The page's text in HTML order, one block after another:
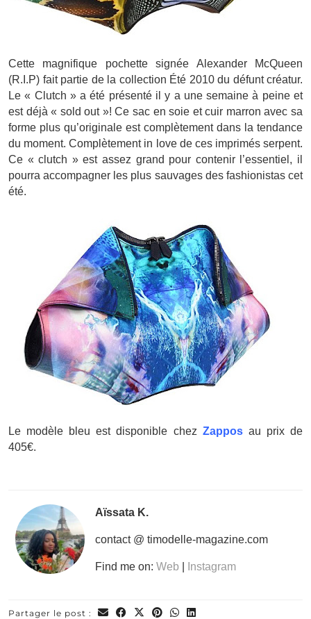
Cette magnifique pochette signée Alexander McQueen
(R.I.P) fait partie de la collection Été 2010 du défunt créatur.
Le « Clutch » a été présenté il y a une semaine à peine et
est déjà « sold out »! Ce sac en soie et cuir marron avec sa
forme plus qu’originale est complètement dans la tendance
du moment. Complètement in love de ces imprimés serpent.
Ce « clutch » est assez grand pour contenir l’essentiel, il
pourra accompagner les plus sauvages des fashionistas cet
été.
Le modèle bleu est disponible chez Zapposau prix de
405€.
Aïssata K.
contact @ timodelle-magazine.com
Find me on: Web Instagram
Partager le post :